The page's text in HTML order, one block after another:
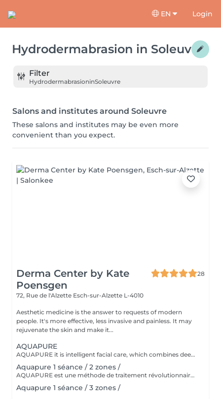
EN Login
Hydrodermabrasion in Soleuvre
Filter
HydrodermabrasioninSoleuvre
Salons and institutes around Soleuvre
These salons and institutes may be even more
convenient than you expect.
Derma Center by Kate
Poensgen
28
72, Rue de l'Alzette Esch-sur-Alzette L-4010
Aesthetic medicine is the answer to requests of modern
people. It's more effective, less invasive and painless. It may
rejuvenate the skin and make it...
AQUAPURE
AQUAPURE it is intelligent facial care, which combines deep pore cleansing, exfoliation with aquapeeling and high hydration and nutrition with direct infusion of serums. It is ideal for all skin types. The equipment is designed to treat skin with dyschromia, acne-prone skin and open pores, seborrheic complexion and clogged pores, as well as dehydrated and/or dry skin with a tendency to peeling, fine lines and wrinkles.
Aquapure 1 séance / 2 zones /
AQUAPURE est une méthode de traitement révolutionnaire qui nettoie notre peau des cellules mortes et des impuretés tout en lui fournissant simultanément des ingrédients actifs hautement efficaces. Les ingrédients actifs hydratent, nettoient et rajeunissent la peau. Le traitement se compose de différentes parties. Tout d'abord, la peau est nettoyée à l'aide de substances exfoliantes. Ensuite, des ingrédients actifs de haute qualité sont introduits dans la peau, qui contiennent des ingrédients antioxydants, anti-inflammatoires et hydratants. Ensuite, la peau est massée avec la tête de l'appareil, ce qui détend le patient. La peau est mieux irriguée, paraît plus fraîche et les rides sont lissées. Dans cette phase, on utilise l'électroporation, grâce à laquelle la peau est alimentée uniquement avec des principes actifs nourrissants et soigneusement sélectionnés. Ingrédients spéciaux algues Favorise la circulation sanguine, hydrate la peau et régule la fonction des glandes sébacées. Ils activent le renouvellement cellulaire et le métabolisme, renforcent la résistance, ont un effet anti-inflammatoire et drainent les tissus. propolis A un effet préventif. Il favorise la régénération de nouvelles cellules cutanées et régule la croissance de nouveaux tissus. Il a également des effets anti-inflammatoires. Centella asiatica Possède de fortes propriétés antibactériennes et cicatrisantes. acide hyaluronique L'acide hyaluronique améliore la capacité de la peau à retenir l'humidité, donnant à la peau plus de fermeté et d'élasticité. papaye La teneur élevée en vitamine C des papayes favorise la production de collagène, qui constitue la base d'une peau ferme. Les antioxydants bêta-carotène, vitamines A et E peuvent améliorer visiblement le teint et renforcer la peau en même temps. Avoine Favorise la santé du tissu conjonctif et assure une peau ferme. Le traitement peut être effectué sur tout type de peau. Aussi bien dans le cas de peaux délicates, fines, sensibles, contaminées ou grasses, que dans le cas de peaux acnéiques, de pigmentation superficielle, de photovieillissement, d'hyperkératose, d'inflammation du follicule pileux. Il fournit également une base pour des traitements avancés de médecine esthétique. Aquapure obtient des résultats exceptionnels dans le traitement de : structure cutanée irrégulière Manque d'élasticité et de fermeté Manque de luminosité/éclat de la peau hyperpigmentation / dommages causés par le soleil Peau grasse / impure / acné pores dilatés signes de vieillissement de la peau kératinisation (hyperkératose) cicatrices rougeur Peau fatiguée, pâle, terne et stressée
Aquapure 1 séance / 3 zones /